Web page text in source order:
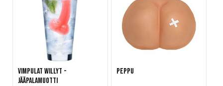
Vimpulat Willyt -
jääpalamuotti
Peppu